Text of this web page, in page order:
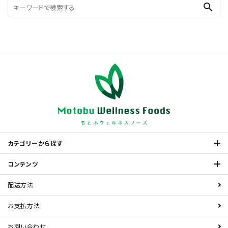
search
カテゴリーから探す
コンテンツ
配送方法
お支払方法
お問い合わせ